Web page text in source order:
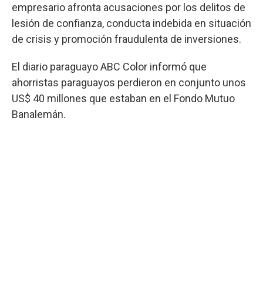
empresario afronta acusaciones por los delitos de
lesión de confianza, conducta indebida en situación
de crisis y promoción fraudulenta de inversiones.
El diario paraguayo ABC Color informó que
ahorristas paraguayos perdieron en conjunto unos
US$ 40 millones que estaban en el Fondo Mutuo
Banalemán.